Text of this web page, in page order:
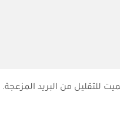
للتقليل من البريد المزعجة.